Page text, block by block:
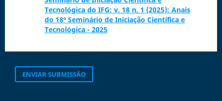
Tecnológica do IFG: v. 18 n. 1 (2025): Anais
do 18º Seminário de Iniciação Científica e
Tecnológica - 2025
ENVIAR SUBMISSÃO